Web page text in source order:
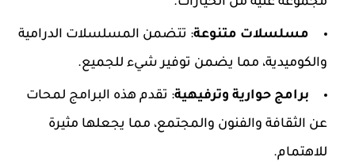
مسلسلات متنوعة: تتضمن المسلسلات الدرامية
والكوميدية، مما يضمن توفير شيء للجميع.
برامج حوارية وترفيهية: تقدم هذه البرامج لمحات
عن الثقافة والفنون والمجتمع، مما يجعلها مثيرة
للاهتمام.